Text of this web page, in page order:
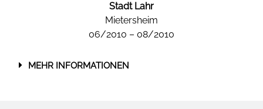
Stadt Lahr
Mietersheim
06/2010 – 08/2010
MEHR INFORMATIONEN